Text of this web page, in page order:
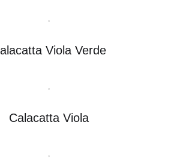
Viola Verde
Calacatta Viola